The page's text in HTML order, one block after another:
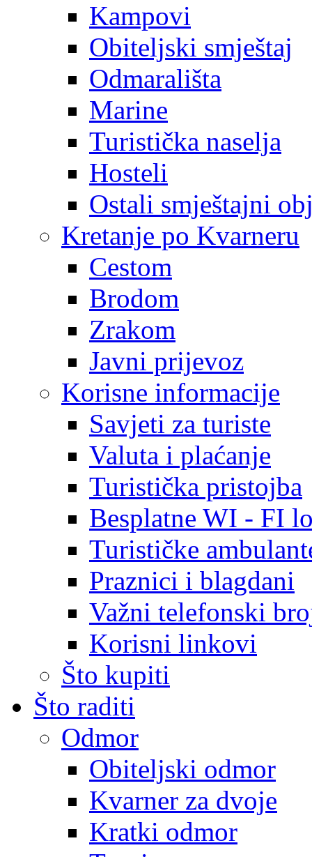
Kampovi
Obiteljski smještaj
Odmarališta
Marine
Turistička naselja
Hosteli
Ostali smještajni
Kretanje po Kvarneru
Cestom
Brodom
Zrakom
Javni prijevoz
Korisne informacije
Savjeti za turiste
Valuta i plaćanje
Turistička pristojba
Besplatne WI - FI
Turističke
Praznici i blagdani
Važni telefonski
Korisni linkovi
Što kupiti
Što raditi
Odmor
Obiteljski odmor
Kvarner za dvoje
Kratki odmor